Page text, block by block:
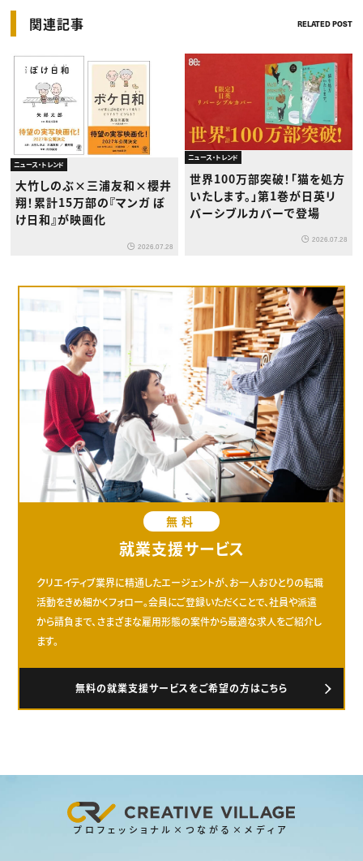
関連記事 RELATED POST
ニュース・トレンド
大竹しのぶ×三浦友和×櫻井
翔！累計15万部の『マンガ ぼ
け日和』が映画化
2026.07.28
ニュース・トレンド
世界100万部突破！「猫を処方
いたします。」第1巻が日英リ
バーシブルカバーで登場
2026.07.28
無料
就業支援サービス
クリエイティブ業界に精通したエージェントが、お一人おひとりの転職
活動をきめ細かくフォロー。会員にご登録いただくことで、社員や派遣
から請負まで、さまざまな雇用形態の案件から最適な求人をご紹介し
ます。
無料の就業支援サービスをご希望の方はこちら
プロフェッショナル×つながる×メディア